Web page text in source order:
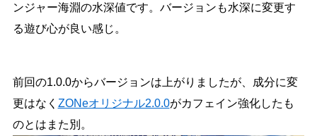
ンジャー海淵の水深値です。バージョンも水深に変更す
る遊び心が良い感じ。
前回の1.0.0からバージョンは上がりましたが、成分に変
更はなく ZONeオリジナル2.0.0がカフェイン強化したも
のとはまた別。